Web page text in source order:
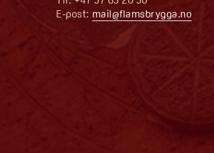
E-post: mail@flamsbrygga.no